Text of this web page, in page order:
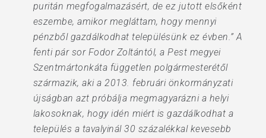
puritán megfogalmazásért, de ez jutott elsőként
eszembe, amikor megláttam, hogy mennyi
pénzből gazdálkodhat településünk ez évben.” A
fenti pár sor Fodor Zoltántól, a Pest megyei
Szentmártonkáta független polgármesterétől
származik, aki a 2013. februári önkormányzati
újságban azt próbálja megmagyarázni a helyi
lakosoknak, hogy idén miért is gazdálkodhat a
település a tavalyinál 30 százalékkal kevesebb